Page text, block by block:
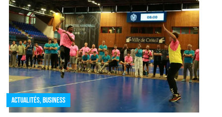
Actualités,Business